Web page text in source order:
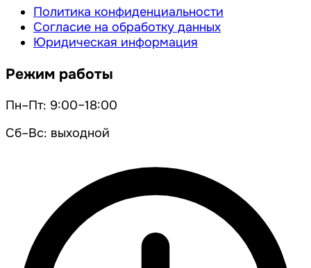
Политика конфиденциальности
Согласие на обработку данных
Юридическая информация
Режим работы
Пн–Пт: 9:00–18:00
Сб–Вс: выходной